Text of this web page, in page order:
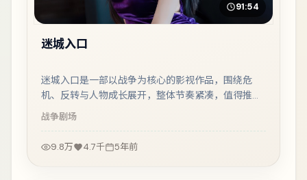
91:54
迷城入口
迷城入口是一部以战争为核心的影视作品，围绕危
机、反转与人物成长展开，整体节奏紧凑，值得推荐
观看。
战争剧场
9.8万 4.7千 5年前